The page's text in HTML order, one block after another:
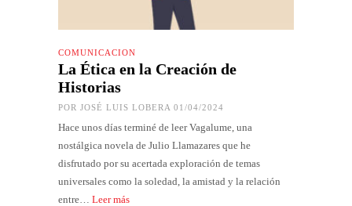
COMUNICACIÓN
La Ética en la Creación de
Historias
POR JOSÉ LUIS LOBERA 01/04/2024
Hace unos días terminé de leer Vagalume, una
nostálgica novela de Julio Llamazares que he
disfrutado por su acertada exploración de temas
universales como la soledad, la amistad y la relación
entre… Leer más